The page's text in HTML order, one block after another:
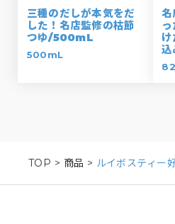
三種のだしが本気をだ
した！名店監修の枯節
つゆ/500mL
500mL
名
込
TOP > 商品 > ルイボスティー好きがたど